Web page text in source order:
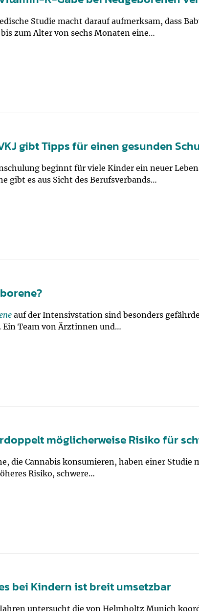
Impferinnerung
zum Bildschirmmediengebrauch
Studie macht darauf aufmerksam, dass
zum Alter von sechs Monaten eine…
gibt Tipps für einen gesunden
beginnt für viele Kinder ein neuer
gibt es aus Sicht des Berufsverbands…
auf der Intensivstation sind besonders
Team von Ärztinnen und…
möglicherweise Risiko für
die Cannabis konsumieren, haben einer
Risiko, schwere…
bei Kindern ist breit umsetzbar
untersucht die von Helmholtz Munich